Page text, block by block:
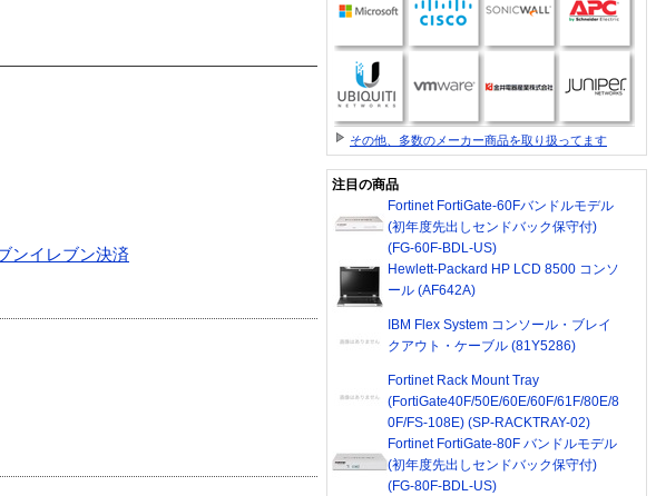
ンイレブン決済
その他、多数のメーカー商品を取り扱ってます
注目の商品
Fortinet FortiGate-60Fバンドルモデル
(初年度先出しセンドバック保守付)
(FG-60F-BDL-US)
Hewlett-Packard HP LCD 8500 コンソ
ール (AF642A)
IBM Flex System コンソール・ブレイ
クアウト・ケーブル (81Y5286)
Fortinet Rack Mount Tray
(FortiGate40F/50E/60E/60F/61F/80E/8
0F/FS-108E) (SP-RACKTRAY-02)
Fortinet FortiGate-80F バンドルモデル
(初年度先出しセンドバック保守付)
(FG-80F-BDL-US)